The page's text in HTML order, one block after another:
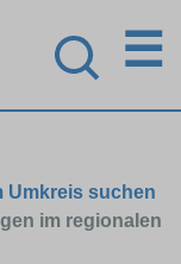
☰
Umkreis suchen
im regionalen